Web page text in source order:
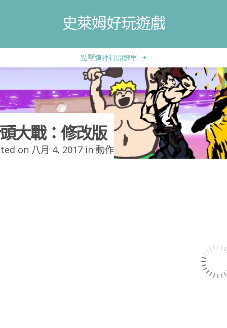
史萊姆好玩遊戲
點擊這裡打開選單 +
大戰：修改版
on 八月 4, 2017 in 動作